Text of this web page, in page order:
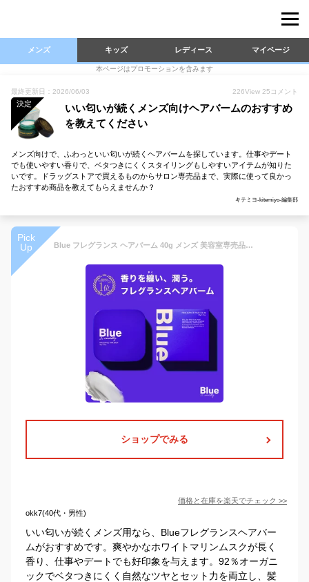
メンズ キッズ レディース マイページ
本ページはプロモーションを含みます
最終更新日：2026/06/03 226View 25 コメント
決定
いい匂いが続くメンズ向けヘアバームのおすすめ
を教えてください
メンズ向けで、ふわっといい匂いが続くヘアバームを探しています。仕事やデート
でも使いやすい香りで、ベタつきにくくスタイリングもしやすいアイテムが知りた
いです。ドラッグストアで買えるものからサロン専売品まで、実際に使って良かっ
たおすすめ商品を教えてもらえませんか？
キテミヨ-kitemiyo-編集部
Pick
Up
Blue フレグランス ヘアバーム 40g メンズ 美容室専売品 オーガニック いい香り ホワイトマリンムスクの香り ユニセックス バーム ヘアワックス スタイリング ワックス 整髪料
ショップでみる
価格と在庫を楽天でチェック >>
okk7(40代・男性)
いい匂いが続くメンズ用なら、Blueフレグランスヘアバー
ムがおすすめです。爽やかなホワイトマリンムスクが長く
香り、仕事やデートでも好印象を与えます。92％オーガニ
ックでベタつきにくく自然なツヤとセット力を両立し、髪